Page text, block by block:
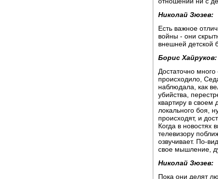
Николай Зюзев:
Есть важное
войны - они
внешней детской
Борис Хайруков:
Достаточно
происходило,
наблюдала, как
убийства,
квартиру в своем
локального боя,
происходят, и
Когда в новостях
телевизору
озвучивает. По-
свое мышление,
Николай Зюзев:
Пока они делят